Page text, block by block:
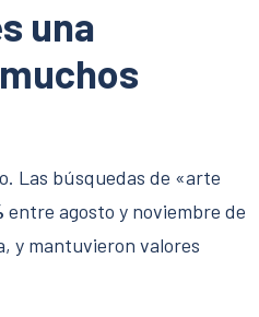
una
Las búsquedas de «arte
entre agosto y noviembre de
y mantuvieron valores